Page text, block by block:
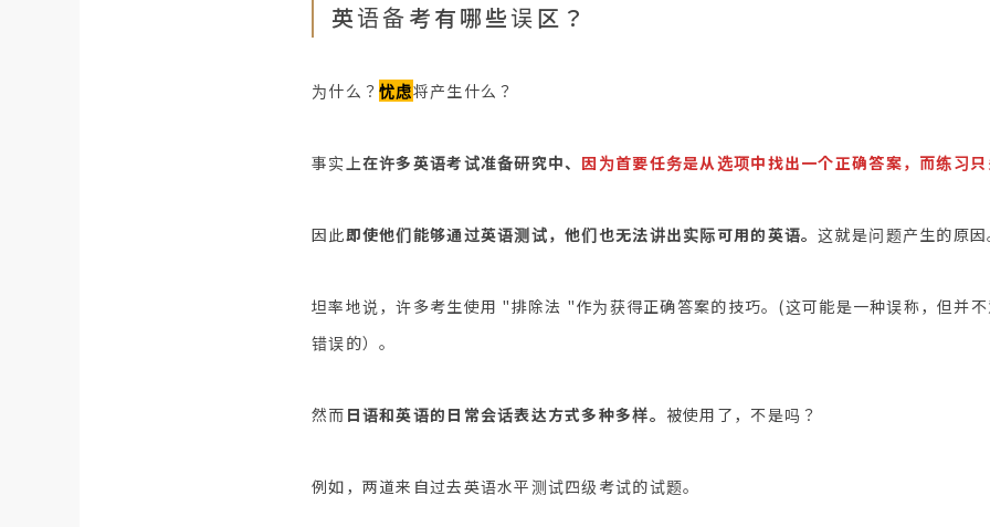
英语备考有哪些误区？
为什么？忧虑将产生什么？
事实上在许多英语考试准备研究中、 因为首要任务是从选项中找出一个正确答案，而练习
因此即使他们能够通过英语测试，他们也无法讲出实际可用的英语。这就是问题产生的原
坦率地说，许多考生使用 "排除法 "作为获得正确答案的技巧。(这可能是一种误称，但并
错误的）。
然而 日语和英语的日常会话表达方式多种多样。 被使用了，不是吗？
例如，两道来自过去英语水平测试四级考试的试题。